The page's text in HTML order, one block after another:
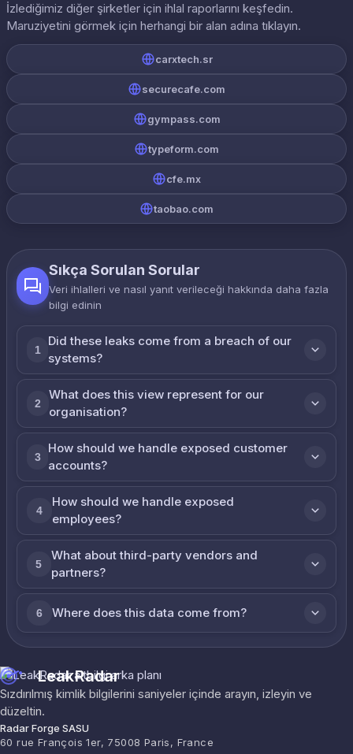
İzlediğimiz diğer şirketler için ihlal raporlarını keşfedin.
Maruziyetini görmek için herhangi bir alan adına tıklayın.
carxtech.sr
securecafe.com
gympass.com
typeform.com
cfe.mx
taobao.com
Sıkça Sorulan Sorular
Veri ihlalleri ve nasıl yanıt verileceği hakkında daha fazla
bilgi edinin
1
Did these leaks come from a breach of our
systems?
2
What does this view represent for our
organisation?
3
How should we handle exposed customer
accounts?
4
How should we handle exposed
employees?
5
What about third-party vendors and
partners?
6 Where does this data come from?
LeakRadar
Sızdırılmış kimlik bilgilerini saniyeler içinde arayın, izleyin ve
düzeltin.
Radar Forge SASU
60 rue François 1er, 75008 Paris, France